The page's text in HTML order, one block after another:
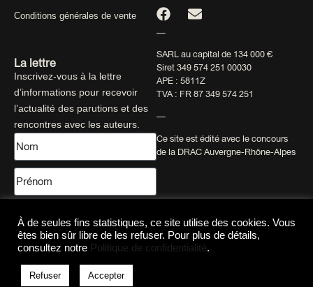
Conditions générales de vente
La lettre
Inscrivez-vous à la lettre
d’informations pour recevoir
l’actualité des parutions et des
rencontres avec les auteurs.
Envoyer
—
SARL au capital de 134 000 €
Siret 349 574 251 00030
APE : 5811Z
TVA : FR 87 349 574 251
—
Ce site est édité avec le concours
de la DRAC Auvergne-Rhône-Alpes
À de seules fins statistiques, ce site utilise des cookies. Vous
êtes bien sûr libre de les refuser. Pour plus de détails,
consultez notre Politique de confidentialité.
Refuser Accepter